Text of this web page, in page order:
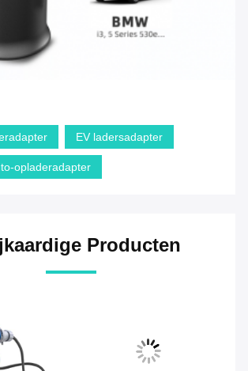
EV ladersadapter
opladeradapter
Producten